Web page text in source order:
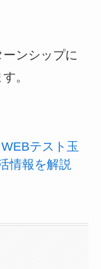
ンシップに
。
テスト玉
情報を解説